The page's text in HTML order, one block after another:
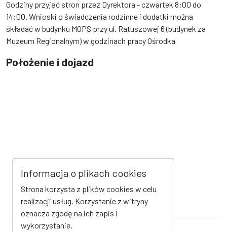
Godziny przyjęć stron przez Dyrektora - czwartek 8:00 do
14:00. Wnioski o świadczenia rodzinne i dodatki można
składać w budynku MOPS przy ul. Ratuszowej 6 (budynek za
Muzeum Regionalnym) w godzinach pracy Ośrodka
Położenie i dojazd
Informacja o plikach cookies
Strona korzysta z plików cookies w celu
realizacji usług. Korzystanie z witryny
oznacza zgodę na ich zapis i
wykorzystanie.